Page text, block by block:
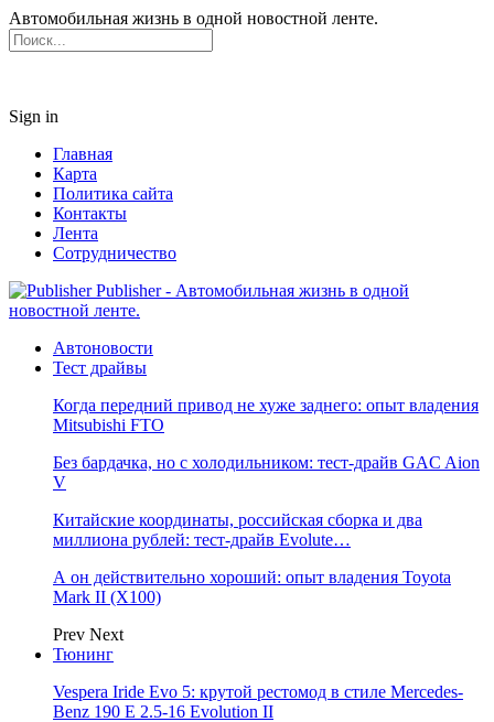
Автомобильная жизнь в одной новостной ленте.
Sign in
Главная
Карта
Политика сайта
Контакты
Лента
Сотрудничество
Publisher - Автомобильная жизнь в одной
новостной ленте.
Автоновости
Тест драйвы
Когда передний привод не хуже заднего: опыт владения
Mitsubishi FTO
Без бардачка, но с холодильником: тест-драйв GAC Aion
V
Китайские координаты, российская сборка и два
миллиона рублей: тест-драйв Evolute…
А он действительно хороший: опыт владения Toyota
Mark II (Х100)
Prev Next
Тюнинг
Vespera Iride Evo 5: крутой рестомод в стиле Mercedes-
Benz 190 E 2.5-16 Evolution II